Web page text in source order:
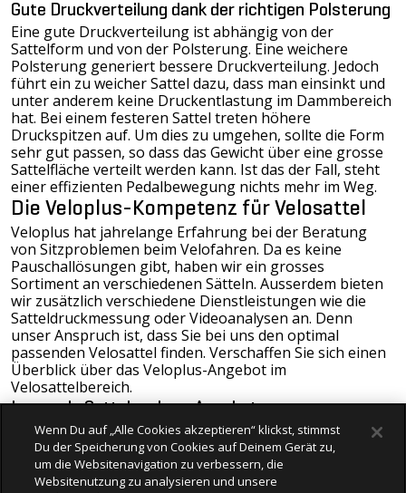
Gute Druckverteilung dank der richtigen Polsterung
Eine gute Druckverteilung ist abhängig von der
Sattelform und von der Polsterung. Eine weichere
Polsterung generiert bessere Druckverteilung. Jedoch
führt ein zu weicher Sattel dazu, dass man einsinkt und
unter anderem keine Druckentlastung im Dammbereich
hat. Bei einem festeren Sattel treten höhere
Druckspitzen auf. Um dies zu umgehen, sollte die Form
sehr gut passen, so dass das Gewicht über eine grosse
Sattelfläche verteilt werden kann. Ist das der Fall, steht
einer effizienten Pedalbewegung nichts mehr im Weg.
Die Veloplus-Kompetenz für Velosattel
Veloplus hat jahrelange Erfahrung bei der Beratung
von Sitzproblemen beim Velofahren. Da es keine
Pauschallösungen gibt, haben wir ein grosses
Sortiment an verschiedenen Sätteln. Ausserdem bieten
wir zusätzlich verschiedene Dienstleistungen wie die
Satteldruckmessung oder Videoanalysen an. Denn
unser Anspruch ist, dass Sie bei uns den optimal
passenden Velosattel finden. Verschaffen Sie sich einen
Überblick über das Veloplus-Angebot im
Velosattelbereich.
Leonardo Sattelanalyse-Angebot
Wir fühlen dem Problem auf den Zahn. Mittels einer
Messfolie mit 64 hochempfindlichen Sensoren ermitteln
wir Druckstellen an Ihrem bisherigen Sattel. So werden
die Problemzonen erkannt und die Sattelauswahl kann
Wenn Du auf „Alle Cookies akzeptieren“ klickst, stimmst
Du der Speicherung von Cookies auf Deinem Gerät zu,
um die Websitenavigation zu verbessern, die
Websitenutzung zu analysieren und unsere